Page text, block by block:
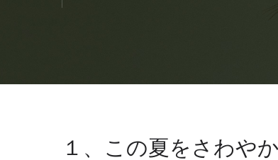
１、この夏をさわや